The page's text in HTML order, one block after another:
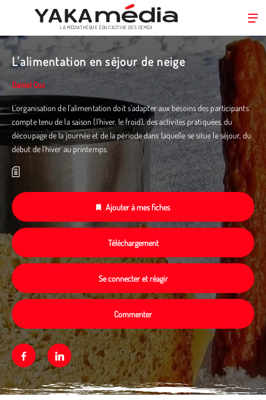
Aller
contenu
principal
LA MÉDIATHÈQUE ÉDUC’ACTIVE DES CEMÉA
L'alimentation en séjour de neige
Daniel Coz
L'organisation de l'alimentation doit s'adapter aux besoins des participants
compte tenu de la saison (l'hiver, le froid), des activités pratiquées, du
découpage de la journée et de la période dans laquelle se situe le séjour, du
début de l'hiver au printemps.
Ajouter à mes fiches
Téléchargement
Se connecter et réagir
Commenter
FacebookLinkedin